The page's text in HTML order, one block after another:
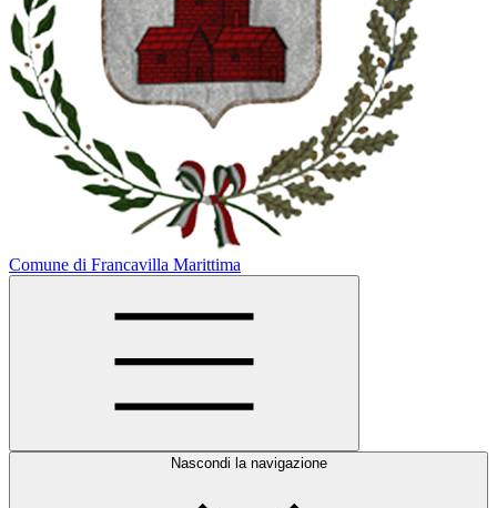
Comune di Francavilla Marittima
Nascondi la navigazione